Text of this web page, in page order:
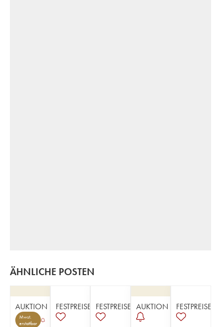
ÄHNLICHE POSTEN
AUKTION
Mwst.
erstattbar
FESTPREISE FESTPREISE AUKTION FESTPREISE